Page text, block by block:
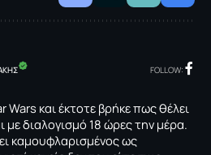
FOLLOW:
και έκτοτε βρήκε πως θέλει
με διαλογισμό 18 ώρες την μέρα.
καμουφλαρισμένος ως